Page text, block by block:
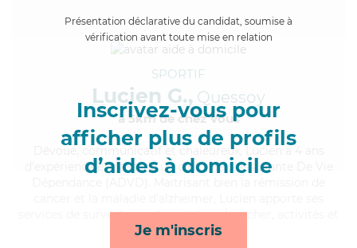
Présentation déclarative du candidat, soumise à
vérification avant toute mise en relation
Inscrivez-vous pour
afficher plus de profils
d’aides à domicile
Je m'inscris
SPORTIF
Lucien G., Quessoy
à 5km de chez Vous
, communicatif et chaleureux, Lucien a 4 ans
d'expérience et possède un diplôme d'Assistante De Vie
services de surveillance de nuit, lever/coucher, activités et
repas*